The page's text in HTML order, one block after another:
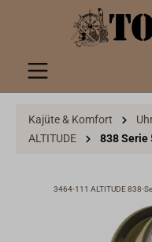
springen
Kajüte & Komfort
ALTITUDE
838 Serie
3464-111 ALTITUDE 838-